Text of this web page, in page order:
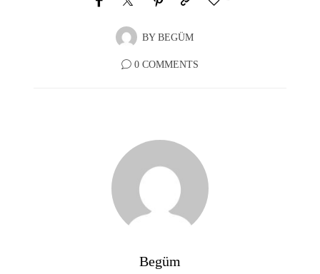
BY BEGÜM
0 COMMENTS
Begüm